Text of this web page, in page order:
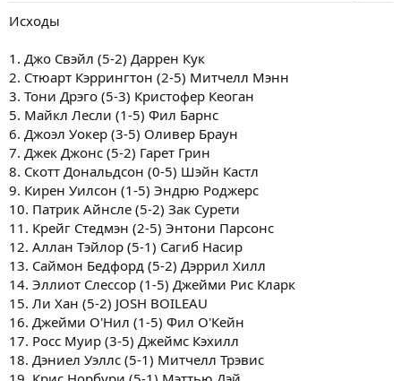
Исходы
1. Джо Свэйл (5-2) Даррен Кук
2. Стюарт Кэррингтон (2-5) Митчелл Мэнн
3. Тони Дрэго (5-3) Кристофер Кеоган
5. Майкл Лесли (1-5) Фил Барнс
6. Джоэл Уокер (3-5) Оливер Браун
7. Джек Джонс (5-2) Гарет Грин
8. Скотт Дональдсон (0-5) Шэйн Кастл
9. Кирен Уилсон (1-5) Эндрю Роджерс
10. Патрик Айнсле (5-2) Зак Сурети
11. Крейг Стедмэн (2-5) Энтони Парсонс
12. Аллан Тэйлор (5-1) Сагиб Насир
13. Саймон Бедфорд (5-2) Дэррил Хилл
14. Эллиот Слессор (1-5) Джейми Рис Кларк
15. Ли Хан (5-2) JOSH BOILEAU
16. Джейми О'Нил (1-5) Фил О'Кейн
17. Росс Муир (3-5) Джеймс Кэхилл
18. Дэниел Уэллс (5-1) Митчелл Трэвис